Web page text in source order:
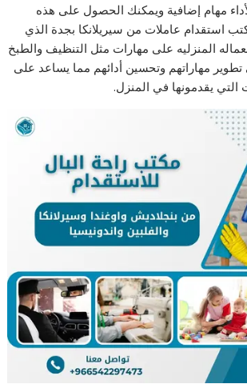
مهام إضافية ويمكنك الحصول على هذه
استقدام عاملات من سيريلانكا بجدة الذي
المنزليه على مهارات مثل التنظيف والطبخ
مهاراتهم وتحسين أدائهم مما يساعد على
يقدمونها في المنزل.